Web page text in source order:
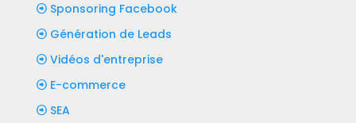
Sponsoring Facebook
Génération de Leads
Vidéos d'entreprise
E-commerce
SEA